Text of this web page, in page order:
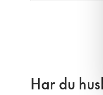
Har du